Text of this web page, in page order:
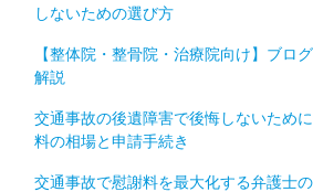
しないための選び方
【整体院・整骨院・治療院向け】ブロ
解説
交通事故の後遺障害で後悔しないため
料の相場と申請手続き
交通事故で慰謝料を最大化する弁護士